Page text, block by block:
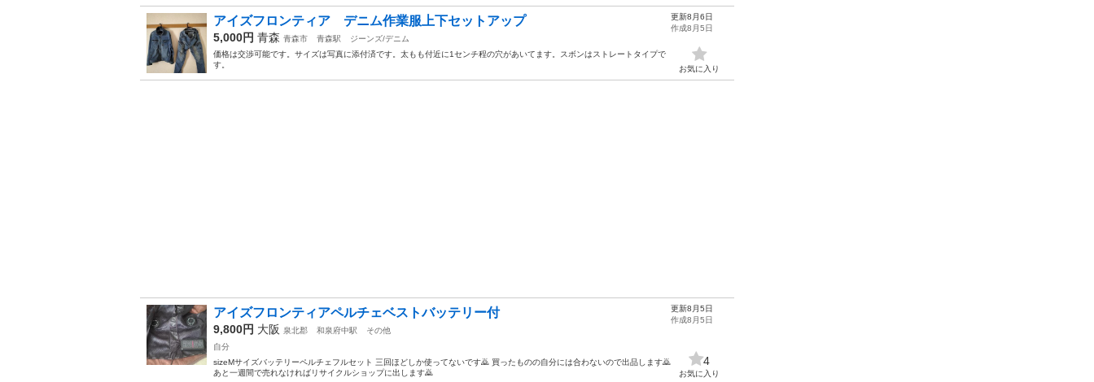
アイズフロンティア デニム作業服上下セットアップ
5,000円 青森 青森市 青森駅
ジーンズ/デニム
価格は交渉可能です。サイズは写真に添付済です。太もも付近に1センチ程の穴があいてます。スボンはストレートタイプで
す。
更新8月6日
作成8月5日
お気に入り
アイズフロンティアペルチェベストバッテリー付
9,800円 大阪 泉北郡 和泉府中駅
その他
自分
sizeMサイズバッテリーペルチェフルセット 三回ほどしか使ってないです🙇 買ったものの自分には合わないので出品します🙇
あと一週間で売れなければリサイクルショップに出します🙇
更新8月5日
作成8月5日
4
お気に入り